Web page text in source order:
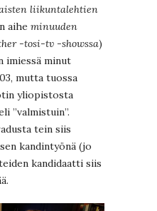
liikuntalehtien
aihe minuuden
-tosi-tv -showssa)
imiessä minut
mutta tuossa
yliopistosta
”valmistuin”.
tein siis
kandintyönä (jo
kandidaatti siis